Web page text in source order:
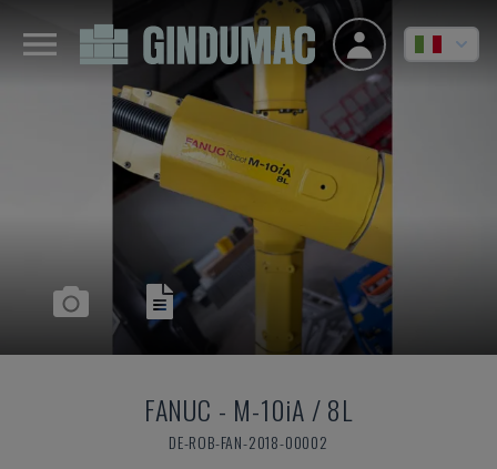
FANUC - M-10iA / 8L
DE-ROB-FAN-2018-00002